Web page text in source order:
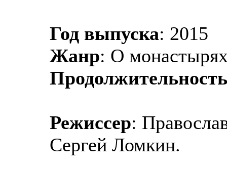
Год выпуска: 2015
Жанр: О
Продолжительность
Режиссер:
Сергей Ломкин.